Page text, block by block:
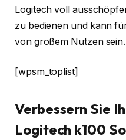
Logitech voll
zu bedienen und kann
von großem Nutzen sein.
[wpsm_toplist]
Verbessern Sie
Logitech k100